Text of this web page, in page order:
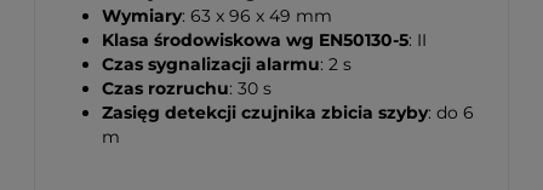
Wymiary: 63 x 96 x 49 mm
Klasa środowiskowa wg EN50130-5: II
Czas sygnalizacji alarmu: 2 s
Czas rozruchu: 30 s
Zasięg detekcji czujnika zbicia szyby: do 6
m